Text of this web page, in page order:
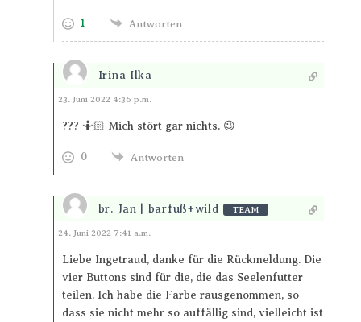
1 Antworten
Irina Ilka
Antworten
23. Juni 2022 4:36 p.m.
??? 🤷🏻 Mich stört gar nichts. 😉
0 Antworten
br. Jan | barfuß+wild TEAM
Antworten
24. Juni 2022 7:41 a.m.
Liebe Ingetraud, danke für die Rückmeldung. Die
vier Buttons sind für die, die das Seelenfutter
teilen. Ich habe die Farbe rausgenommen, so
dass sie nicht mehr so auffällig sind, vielleicht ist